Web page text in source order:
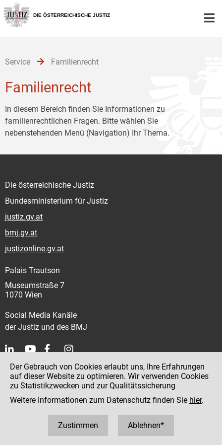
Zur
Hauptnavigation
[1]
Zum
Inhalt
[2]
Zum
Untermenü
[3]
DIE ÖSTERREICHISCHE JUSTIZ
Service Familienrecht
Familienrecht
In diesem Bereich finden Sie Informationen zu
familienrechtlichen Fragen. Bitte wählen Sie
nebenstehenden Menü (Navigation) Ihr Thema.
Die österreichische Justiz
Bundesministerium für Justiz
justiz.gv.at
bmj.gv.at
justizonline.gv.at
Palais Trautson
Museumstraße 7
1070 Wien
Social Media Kanäle
der Justiz und des BMJ
Kontakt
Impressum
Datenschutz
Hinweisgeber:innenplattform (für Mitarbeiter:innen)
Der Gebrauch von Cookies erlaubt uns, Ihre Erfahrungen
auf dieser Website zu optimieren. Wir verwenden Cookies
zu Statistikzwecken und zur Qualitätssicherung
Weitere Informationen zum Datenschutz finden Sie hier.
Zustimmen Ablehnen*